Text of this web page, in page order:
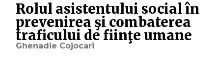
Rolul asistentului social în
prevenirea şi combaterea
traficului de fiinţe umane
Ghenadie Cojocari